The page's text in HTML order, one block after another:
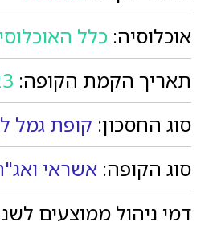
אוכלוסיה: כלל
תאריך הקמת הקופה:
סוג החסכון: קופת גמל
סוג הקופה: אשראי
דמי ניהול ממוצעים